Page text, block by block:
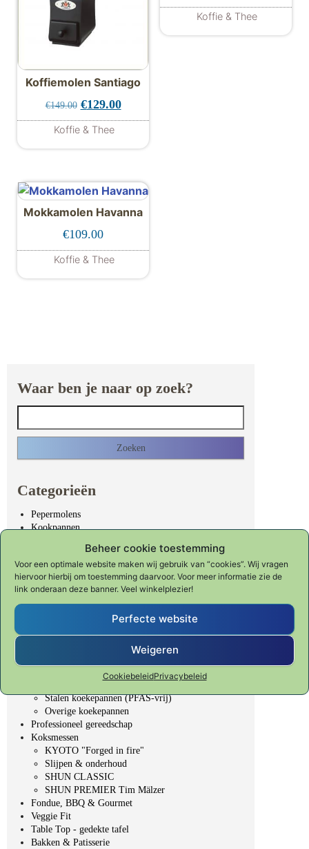
Beheer cookie toestemming
Voor een optimale website maken wij gebruik van “cookies”. Wij vragen
hiervoor hierbij om toestemming daarvoor. Voor meer informatie zie de
link onderaan deze banner. Veel winkelplezier!
Perfecte website
Weigeren
CookiebeleidPrivacybeleid
Koffiemolen Santiago
€149.00 Oorspronkelijke prijs was: €149.00.
€129.00Huidige prijs is: €129.00.
Koffie & Thee
Koffie & Thee
Mokkamolen Havanna
€109.00
Koffie & Thee
Waar ben je naar op zoek?
Categorieën
Pepermolens
Kookpannen
RVS kookgerei
Spring Brigade GLi
Spring Cristal GLI
Spring Culinox koper
Spring Finesse
Spring Brigade ULTIMATE (PFAS-vrij)
Spring Cut Resist (PFAS-vrij)
Spring Vulcano PURE (PFAS-vrij)
Stalen koekepannen (PFAS-vrij)
Overige koekepannen
Professioneel gereedschap
Koksmessen
KYOTO "Forged in fire"
Slijpen & onderhoud
SHUN CLASSIC
SHUN PREMIER Tim Mälzer
Fondue, BBQ & Gourmet
Veggie Fit
Table Top - gedekte tafel
Bakken & Patisserie